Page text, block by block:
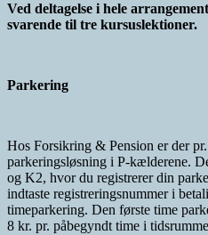
Ved deltagelse i hele
svarende til tre kursuslektioner.
Parkering
Hos Forsikring & Pension er der
parkeringsløsning i P-kælderene.
og K2, hvor du registrerer din
indtaste registreringsnummer i
timeparkering. Den første time
8 kr. pr. påbegyndt time i